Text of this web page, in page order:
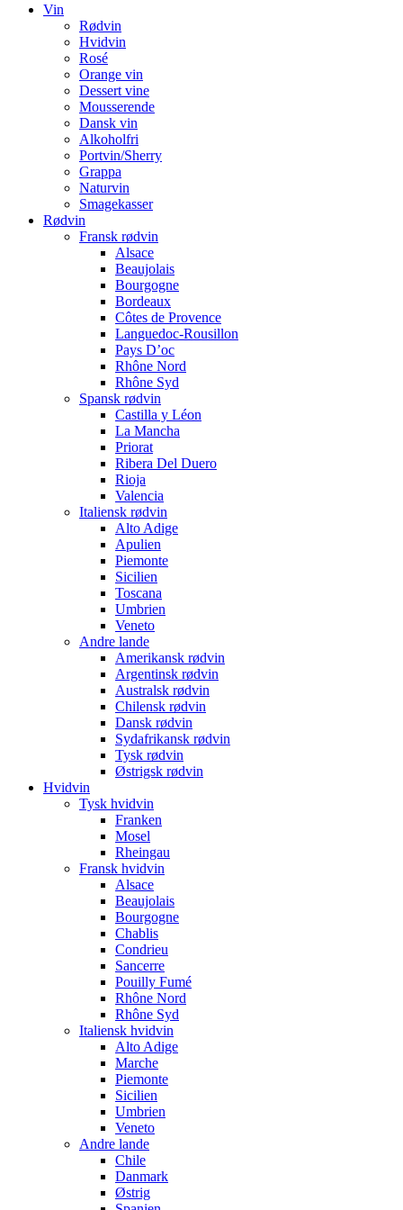
Vin
Rødvin
Hvidvin
Rosé
Orange vin
Dessert vine
Mousserende
Dansk vin
Alkoholfri
Portvin/Sherry
Grappa
Naturvin
Smagekasser
Rødvin
Fransk rødvin
Alsace
Beaujolais
Bourgogne
Bordeaux
Côtes de Provence
Languedoc-Rousillon
Pays D’oc
Rhône Nord
Rhône Syd
Spansk rødvin
Castilla y Léon
La Mancha
Priorat
Ribera Del Duero
Rioja
Valencia
Italiensk rødvin
Alto Adige
Apulien
Piemonte
Sicilien
Toscana
Umbrien
Veneto
Andre lande
Amerikansk rødvin
Argentinsk rødvin
Australsk rødvin
Chilensk rødvin
Dansk rødvin
Sydafrikansk rødvin
Tysk rødvin
Østrigsk rødvin
Hvidvin
Tysk hvidvin
Franken
Mosel
Rheingau
Fransk hvidvin
Alsace
Beaujolais
Bourgogne
Chablis
Condrieu
Sancerre
Pouilly Fumé
Rhône Nord
Rhône Syd
Italiensk hvidvin
Alto Adige
Marche
Piemonte
Sicilien
Umbrien
Veneto
Andre lande
Chile
Danmark
Østrig